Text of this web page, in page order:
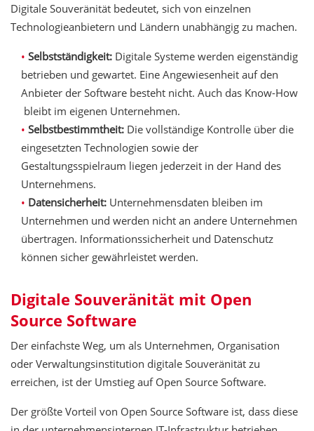
Digitale Souveränität bedeutet, sich von einzelnen
Technologieanbietern und Ländern unabhängig zu machen.
Selbstständigkeit: Digitale Systeme werden eigenständig
betrieben und gewartet. Eine Angewiesenheit auf den
Anbieter der Software besteht nicht. Auch das Know-How
bleibt im eigenen Unternehmen.
Selbstbestimmtheit: Die vollständige Kontrolle über die
eingesetzten Technologien sowie der
Gestaltungsspielraum liegen jederzeit in der Hand des
Unternehmens.
Datensicherheit: Unternehmensdaten bleiben im
Unternehmen und werden nicht an andere Unternehmen
übertragen. Informationssicherheit und Datenschutz
können sicher gewährleistet werden.
Digitale Souveränität mit Open
Source Software
Der einfachste Weg, um als Unternehmen, Organisation
oder Verwaltungsinstitution digitale Souveränität zu
erreichen, ist der Umstieg auf Open Source Software.
Der größte Vorteil von Open Source Software ist, dass diese